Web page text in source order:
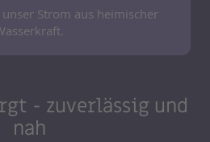
Strom aus heimischer
- zuverlässig und
nah